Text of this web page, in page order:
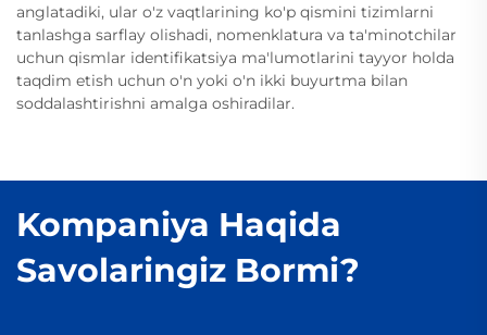
anglatadiki, ular o'z vaqtlarining ko'p qismini tizimlarni
tanlashga sarflay olishadi, nomenklatura va ta'minotchilar
uchun qismlar identifikatsiya ma'lumotlarini tayyor holda
taqdim etish uchun o'n yoki o'n ikki buyurtma bilan
soddalashtirishni amalga oshiradilar.
Kompaniya Haqida
Savolaringiz Bormi?